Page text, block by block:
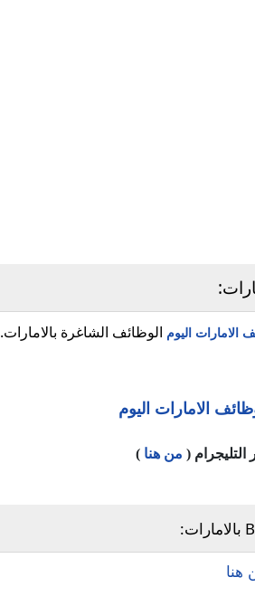
الامارات اليوم الوظائف الشاغرة بالامارات.
الامارات اليوم
( من هنا )
هنا